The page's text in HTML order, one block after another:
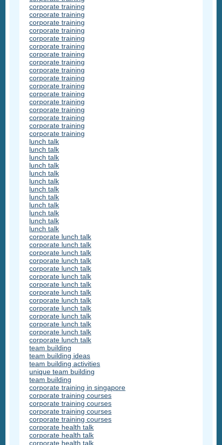
corporate training
corporate training
corporate training
corporate training
corporate training
corporate training
corporate training
corporate training
corporate training
corporate training
corporate training
corporate training
corporate training
corporate training
corporate training
corporate training
corporate training
lunch talk
lunch talk
lunch talk
lunch talk
lunch talk
lunch talk
lunch talk
lunch talk
lunch talk
lunch talk
lunch talk
lunch talk
corporate lunch talk
corporate lunch talk
corporate lunch talk
corporate lunch talk
corporate lunch talk
corporate lunch talk
corporate lunch talk
corporate lunch talk
corporate lunch talk
corporate lunch talk
corporate lunch talk
corporate lunch talk
corporate lunch talk
corporate lunch talk
team building
team building ideas
team building activities
unique team building
team building
corporate training in singapore
corporate training courses
corporate training courses
corporate training courses
corporate training courses
corporate health talk
corporate health talk
corporate health talk